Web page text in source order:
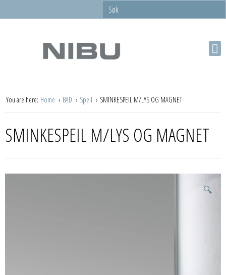
You are here: Home BAD Speil SMINKESPEIL M/LYS OG MAGNET
SMINKESPEIL M/LYS OG MAGNET
🔍